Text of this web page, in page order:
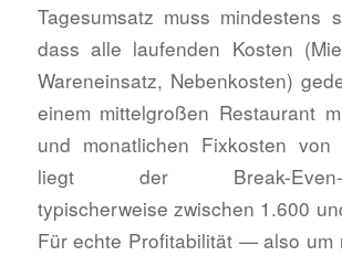
Tagesumsatz muss mindestens
dass alle laufenden Kosten
Wareneinsatz, Nebenkosten)
einem mittelgroßen Restaurant
und monatlichen Fixkosten von
liegt der Break-Even-
typischerweise zwischen 1.600
Für echte Profitabilität — also um